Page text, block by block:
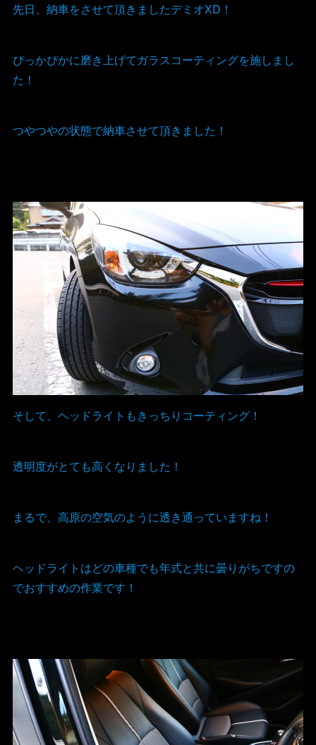
先日、納車をさせて頂きましたデミオXD！
ぴっかぴかに磨き上げてガラスコーティングを施しまし
た！
つやつやの状態で納車させて頂きました！
そして、ヘッドライトもきっちりコーティング！
透明度がとても高くなりました！
まるで、高原の空気のように透き通っていますね！
ヘッドライトはどの車種でも年式と共に曇りがちですの
でおすすめの作業です！